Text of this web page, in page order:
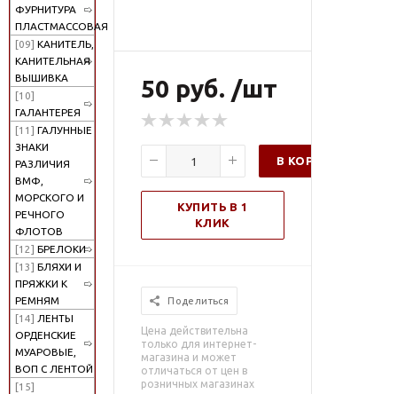
ФУРНИТУРА
ПЛАСТМАССОВАЯ
[09] КАНИТЕЛЬ,
КАНИТЕЛЬНАЯ
ВЫШИВКА
[10]
ГАЛАНТЕРЕЯ
[11] ГАЛУННЫЕ
ЗНАКИ
РАЗЛИЧИЯ
ВМФ,
МОРСКОГО И
РЕЧНОГО
ФЛОТОВ
[12] БРЕЛОКИ
[13] БЛЯХИ И
ПРЯЖКИ К
РЕМНЯМ
[14] ЛЕНТЫ
ОРДЕНСКИЕ
МУАРОВЫЕ,
ВОП С ЛЕНТОЙ
[15]
50 руб. /шт
В КОРЗИНУ
КУПИТЬ В 1
КЛИК
Поделиться
Цена действительна
только для интернет-
магазина и может
отличаться от цен в
розничных магазинах